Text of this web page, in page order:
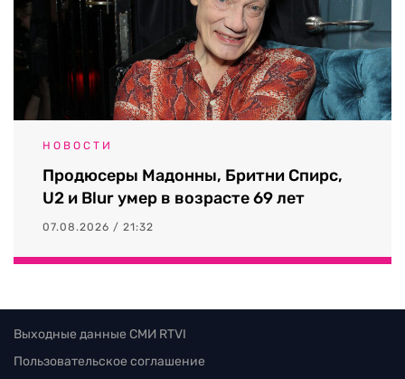
НОВОСТИ
Продюсеры Мадонны, Бритни Спирс,
U2 и Blur умер в возрасте 69 лет
07.08.2026 / 21:32
Выходные данные СМИ RTVI
Пользовательское соглашение